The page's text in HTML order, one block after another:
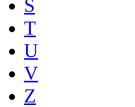
S
T
U
V
Z